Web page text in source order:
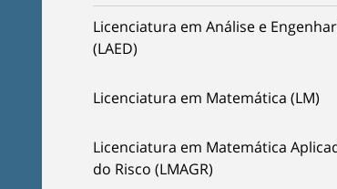
Licenciatura em Análise e
(LAED)
Licenciatura em Matemática (LM)
Licenciatura em Matemática
do Risco (LMAGR)